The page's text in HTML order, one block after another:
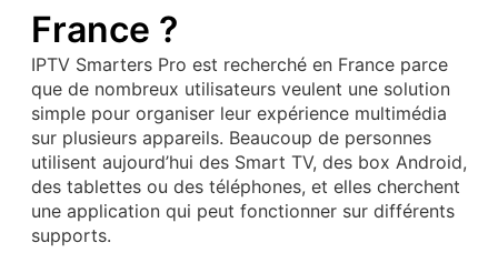
France ?
IPTV Smarters Pro est recherché en France parce
que de nombreux utilisateurs veulent une solution
simple pour organiser leur expérience multimédia
sur plusieurs appareils. Beaucoup de personnes
utilisent aujourd’hui des Smart TV, des box Android,
des tablettes ou des téléphones, et elles cherchent
une application qui peut fonctionner sur différents
supports.